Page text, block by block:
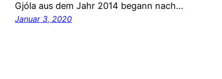
Gjóla aus dem Jahr 2014 begann nach…
Januar 3, 2020